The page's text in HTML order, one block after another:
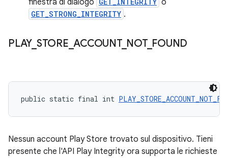
finestra di dialogo o
GET_STRONG_INTEGRITY .
PLAY_ STORE _ACCOUNT_ NOT_ FOUND
public static final int
Nessun account Play Store trovato sul dispositivo. Tieni
presente che l'API Play Integrity ora supporta le richieste